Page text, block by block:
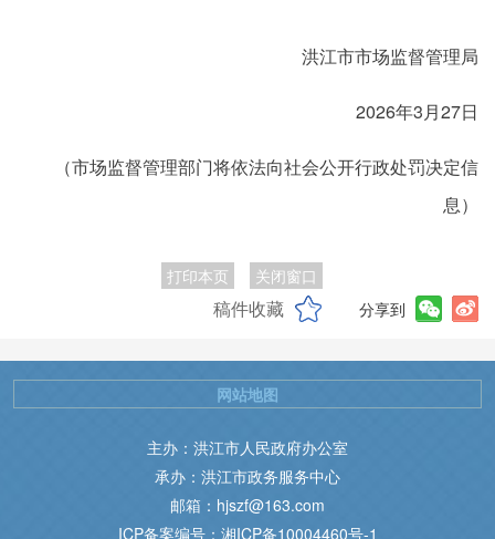
洪江市市场监督管理局
2026年3月27日
（市场监督管理部门将依法向社会公开行政处罚决定信
息）
打印本页 关闭窗口
稿件收藏 分享到
主办：洪江市人民政府办公室
承办：洪江市政务服务中心
邮箱：hjszf@163.com
ICP备案编号：湘ICP备10004460号-1
网站地图